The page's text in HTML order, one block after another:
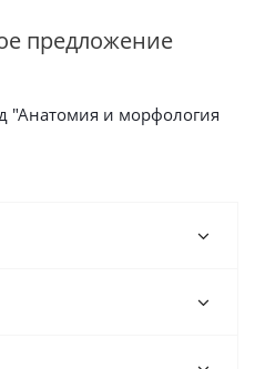
предложение
"Анатомия и морфология